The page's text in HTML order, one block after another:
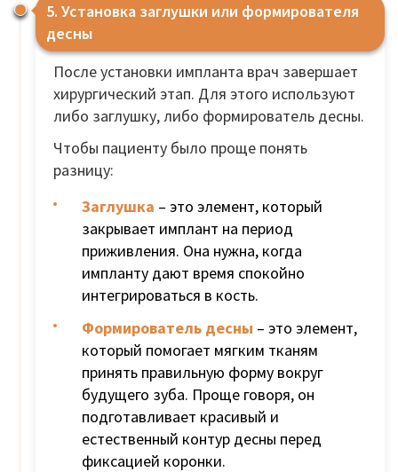
5. Установка заглушки или формирователя
десны
После установки импланта врач завершает
хирургический этап. Для этого используют
либо заглушку, либо формирователь десны.
Чтобы пациенту было проще понять
разницу:
Заглушка – это элемент, который
закрывает имплант на период
приживления. Она нужна, когда
импланту дают время спокойно
интегрироваться в кость.
Формирователь десны – это элемент,
который помогает мягким тканям
принять правильную форму вокруг
будущего зуба. Проще говоря, он
подготавливает красивый и
естественный контур десны перед
фиксацией коронки.